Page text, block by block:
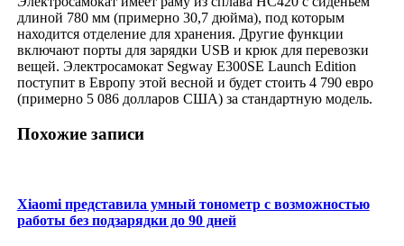
длиной 780 мм (примерно 30,7 дюйма), под которым
находится отделение для хранения. Другие функции
включают порты для зарядки USB и крюк для перевозки
вещей. Электросамокат Segway E300SE Launch Edition
поступит в Европу этой весной и будет стоить 4 790 евро
(примерно 5 086 долларов США) за стандартную модель.
Похожие записи
Xiaomi представила умный тонометр с возможностью
работы без подзарядки до 90 дней